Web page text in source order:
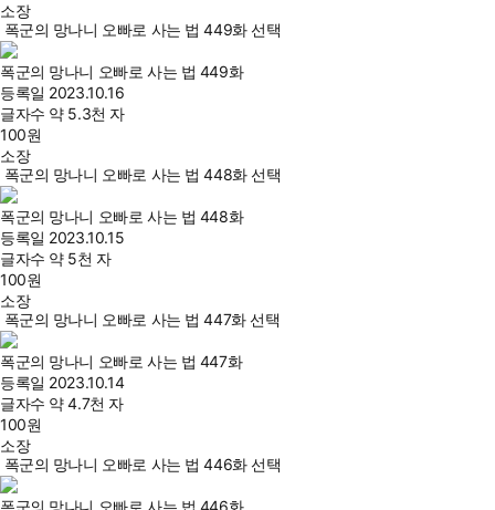
소장
폭군의 망나니 오빠로 사는 법 449화 선택
폭군의 망나니 오빠로 사는 법 449화
등록일 2023.10.16
글자수 약 5.3천 자
100원
소장
폭군의 망나니 오빠로 사는 법 448화 선택
폭군의 망나니 오빠로 사는 법 448화
등록일 2023.10.15
글자수 약 5천 자
100원
소장
폭군의 망나니 오빠로 사는 법 447화 선택
폭군의 망나니 오빠로 사는 법 447화
등록일 2023.10.14
글자수 약 4.7천 자
100원
소장
폭군의 망나니 오빠로 사는 법 446화 선택
폭군의 망나니 오빠로 사는 법 446화